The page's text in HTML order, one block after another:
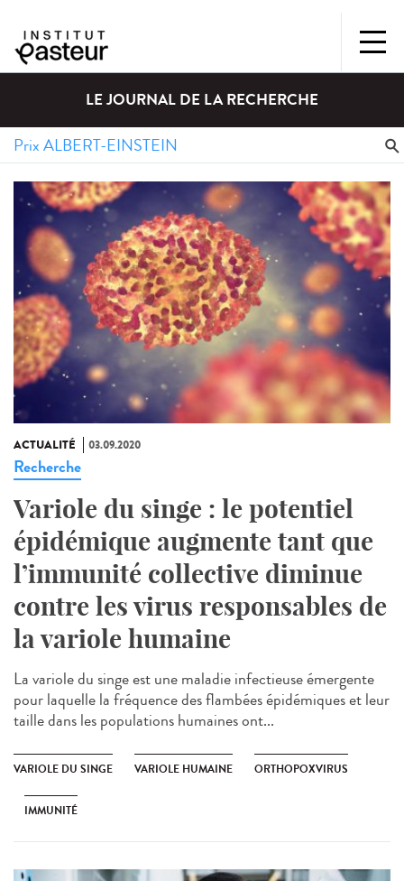
LE JOURNAL DE LA RECHERCHE
ACTUALITÉ 03.09.2020
Recherche
Variole du singe : le potentiel
épidémique augmente tant que
l’immunité collective diminue
contre les virus responsables de
la variole humaine
La variole du singe est une maladie infectieuse émergente
pour laquelle la fréquence des flambées épidémiques et leur
taille dans les populations humaines ont...
VARIOLE DU SINGE VARIOLE HUMAINE ORTHOPOXVIRUS
IMMUNITÉ